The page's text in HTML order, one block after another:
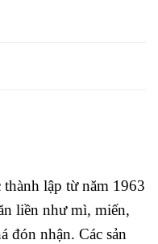
lập từ năm 1963
liền như mì, miến,
đón nhận. Các sản